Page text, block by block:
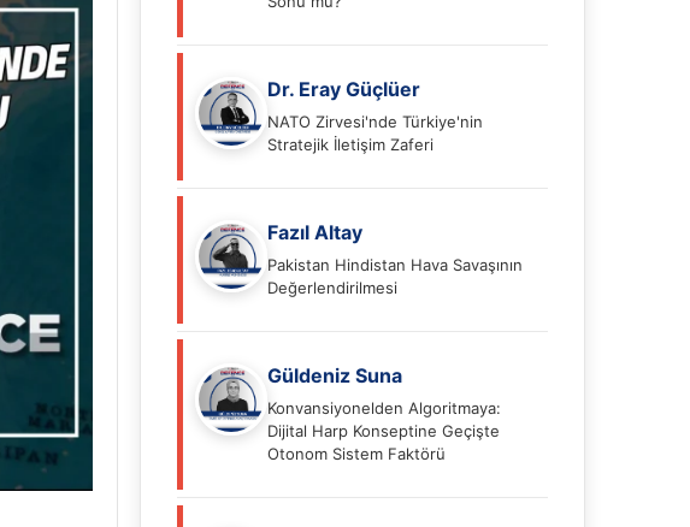
Dr. Eray Güçlüer
NATO Zirvesi'nde Türkiye'nin
Stratejik İletişim Zaferi
Fazıl Altay
Pakistan Hindistan Hava Savaşının
Değerlendirilmesi
Güldeniz Suna
Konvansiyonelden Algoritmaya:
Dijital Harp Konseptine Geçişte
Otonom Sistem Faktörü